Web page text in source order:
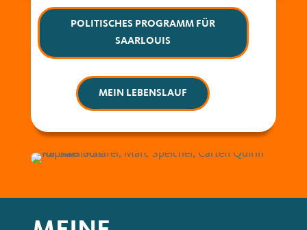
POLITISCHES PROGRAMM FÜR
SAARLOUIS
MEIN LEBENSLAUF